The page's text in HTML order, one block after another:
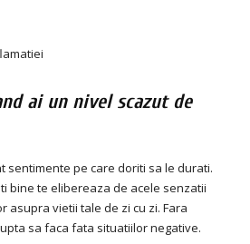
ai un nivel scazut de
sentimente pe care doriti sa le durati.
bine te elibereaza de acele senzatii
asupra vietii tale de zi cu zi. Fara
sa faca fata situatiilor negative.